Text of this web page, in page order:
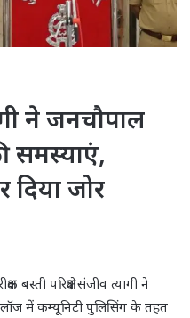
ने जनचौपाल
समस्याएं,
दिया जोर
बस्ती परिक्षेत्र संजीव त्यागी ने
लॉज में कम्यूनिटी पुलिसिंग के तहत